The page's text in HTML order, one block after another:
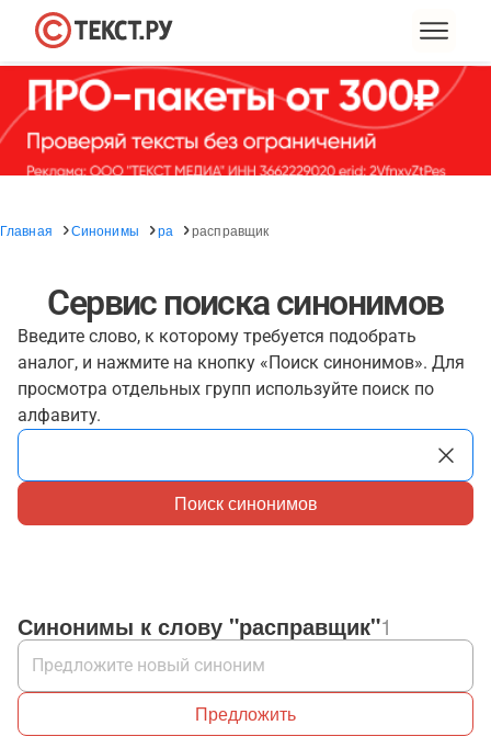
Главная Синонимы ра расправщик
Сервис поиска синонимов
Введите слово, к которому требуется подобрать
аналог, и нажмите на кнопку «Поиск синонимов». Для
просмотра отдельных групп используйте поиск по
алфавиту.
Поиск синонимов
Синонимы к слову "расправщик"1
Предложить